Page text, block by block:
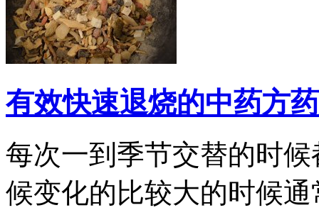
有效快速退烧的中药方
每次一到季节交替的时
候变化的比较大的时候